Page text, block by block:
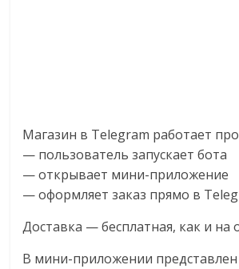
Магазин в Telegram работает
— пользователь запускает бота
— открывает мини-приложение
— оформляет заказ прямо в
Доставка — бесплатная, как и на
В мини-приложении